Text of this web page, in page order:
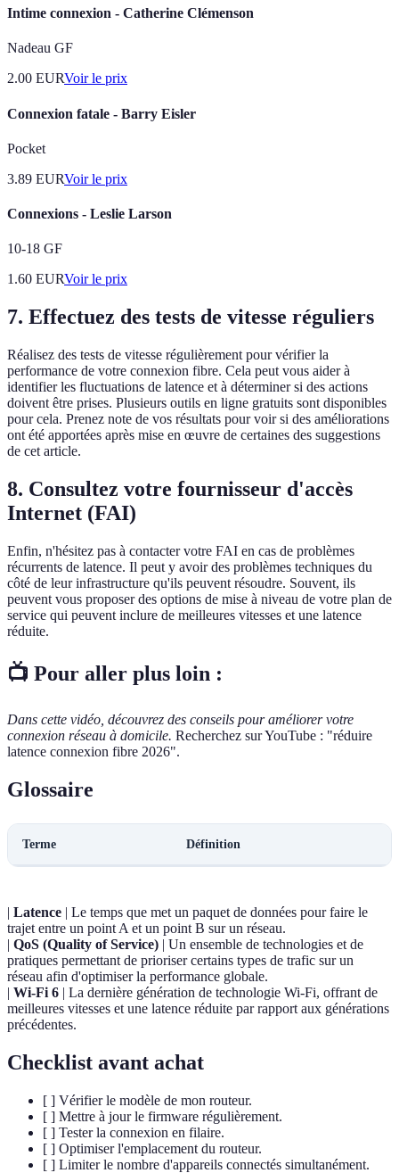
Intime connexion - Catherine Clémenson
Nadeau GF
2.00 EURVoir le prix
Connexion fatale - Barry Eisler
Pocket
3.89 EURVoir le prix
Connexions - Leslie Larson
10-18 GF
1.60 EURVoir le prix
7. Effectuez des tests de vitesse réguliers
Réalisez des tests de vitesse régulièrement pour vérifier la
performance de votre connexion fibre. Cela peut vous aider à
identifier les fluctuations de latence et à déterminer si des actions
doivent être prises. Plusieurs outils en ligne gratuits sont disponibles
pour cela. Prenez note de vos résultats pour voir si des améliorations
ont été apportées après mise en œuvre de certaines des suggestions
de cet article.
8. Consultez votre fournisseur d'accès
Internet (FAI)
Enfin, n'hésitez pas à contacter votre FAI en cas de problèmes
récurrents de latence. Il peut y avoir des problèmes techniques du
côté de leur infrastructure qu'ils peuvent résoudre. Souvent, ils
peuvent vous proposer des options de mise à niveau de votre plan de
service qui peuvent inclure de meilleures vitesses et une latence
réduite.
📺 Pour aller plus loin :
Dans cette vidéo, découvrez des conseils pour améliorer votre
connexion réseau à domicile. Recherchez sur YouTube : "réduire
latence connexion fibre 2026".
Glossaire
Terme Définition
| Latence | Le temps que met un paquet de données pour faire le
trajet entre un point A et un point B sur un réseau.
| QoS (Quality of Service) | Un ensemble de technologies et de
pratiques permettant de prioriser certains types de trafic sur un
réseau afin d'optimiser la performance globale.
| Wi-Fi 6 | La dernière génération de technologie Wi-Fi, offrant de
meilleures vitesses et une latence réduite par rapport aux générations
précédentes.
Checklist avant achat
[ ] Vérifier le modèle de mon routeur.
[ ] Mettre à jour le firmware régulièrement.
[ ] Tester la connexion en filaire.
[ ] Optimiser l'emplacement du routeur.
[ ] Limiter le nombre d'appareils connectés simultanément.